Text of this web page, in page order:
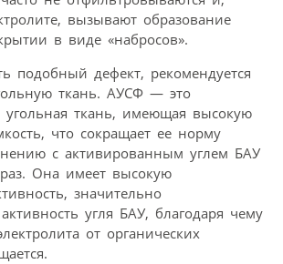
вызывают образование
в виде «набросов».
подобный дефект, рекомендуется
ткань. АУСФ — это
угольная ткань, имеющая высокую
что сокращает ее норму
с активированным углем БАУ
Она имеет высокую
значительно
угля БАУ, благодаря чему
от органических